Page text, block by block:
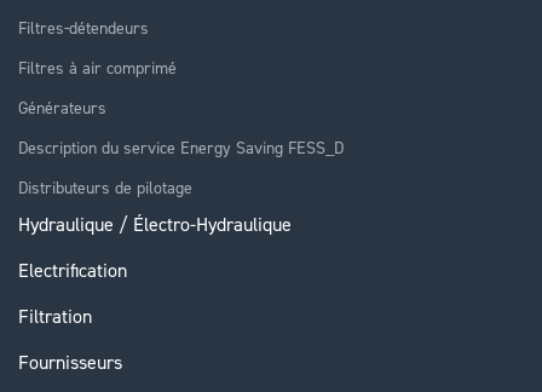
Filtres-détendeurs
Filtres à air comprimé
Générateurs
Description du service Energy Saving FESS_D
Distributeurs de pilotage
Hydraulique / Électro-Hydraulique
Electrification
Filtration
Fournisseurs